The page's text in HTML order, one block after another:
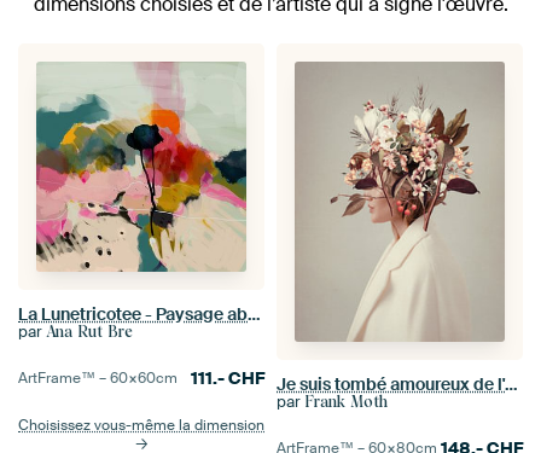
La Lunetricotee - Paysage abstrait
par Ana Rut Bre
ArtFrame™ –60×60cm 111.-CHF
Choisissez vous-même la dimension
Je suis tombé amoureux de l'automne à cause de toi
par Frank Moth
ArtFrame™ –60×80cm 148.-CHF